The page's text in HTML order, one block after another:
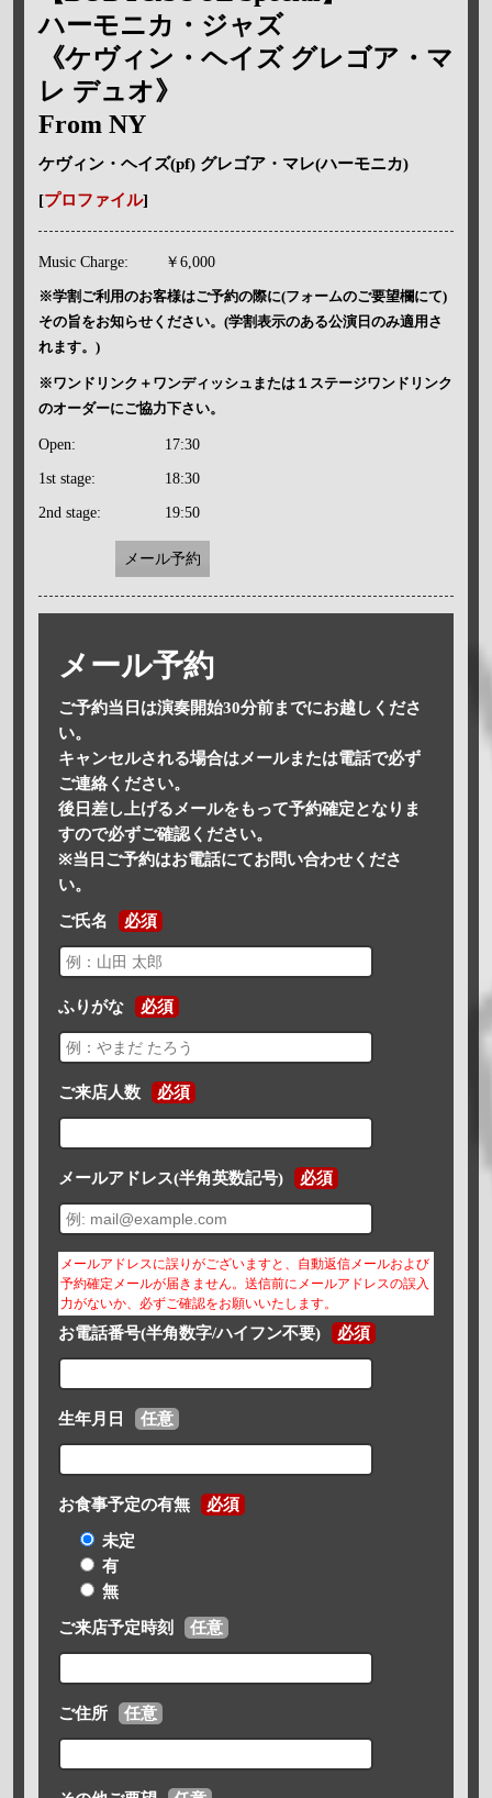
ハーモニカ・ジャズ
《ケヴィン・ヘイズ グレゴア・マ
レ デュオ》
From NY
ケヴィン・ヘイズ(pf) グレゴア・マレ(ハーモニカ)
[プロファイル]
Music Charge: ￥6,000
※学割ご利用のお客様はご予約の際に(フォームのご要望欄にて)
その旨をお知らせください。(学割表示のある公演日のみ適用さ
れます。)
※ワンドリンク＋ワンディッシュまたは１ステージワンドリンク
のオーダーにご協力下さい。
Open: 17:30
1st stage: 18:30
2nd stage: 19:50
メール予約
メール予約
ご予約当日は演奏開始30分前までにお越しくださ
い。
キャンセルされる場合はメールまたは電話で必ず
ご連絡ください。
後日差し上げるメールをもって予約確定となりま
すので必ずご確認ください。
※当日ご予約はお電話にてお問い合わせくださ
い。
ご氏名 必須
ふりがな 必須
ご来店人数 必須
メールアドレス(半角英数記号) 必須
メールアドレスに誤りがございますと、自動返信メールおよび
予約確定メールが届きません。送信前にメールアドレスの誤入
力がないか、必ずご確認をお願いいたします。
お電話番号(半角数字/ハイフン不要) 必須
生年月日 任意
お食事予定の有無 必須
未定
有
無
ご来店予定時刻 任意
ご住所 任意